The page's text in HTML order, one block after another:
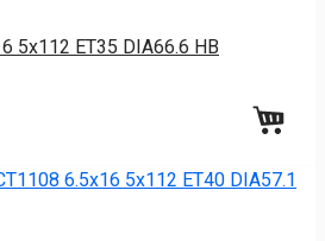
5x112 ET35 DIA66.6 HB